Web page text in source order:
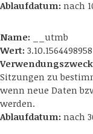
Ablaufdatum: nach
Name: __utmb
Wert: 3.10.1564498958
Sitzungen zu
wenn neue Daten
werden.
Ablaufdatum: nach